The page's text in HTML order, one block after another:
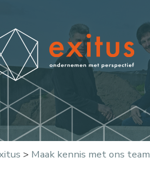
> Maak kennis met ons team